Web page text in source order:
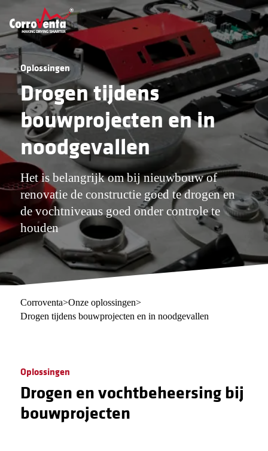
Oplossingen
Drogen tijdens
bouwprojecten en in
noodgevallen
Het is belangrijk om bij nieuwbouw of
renovatie de constructie goed te drogen en
de vochtniveaus goed onder controle te
houden
Corroventa>Onze oplossingen>
Drogen tijdens bouwprojecten en in noodgevallen
Oplossingen
Drogen en vochtbeheersing bij
bouwprojecten